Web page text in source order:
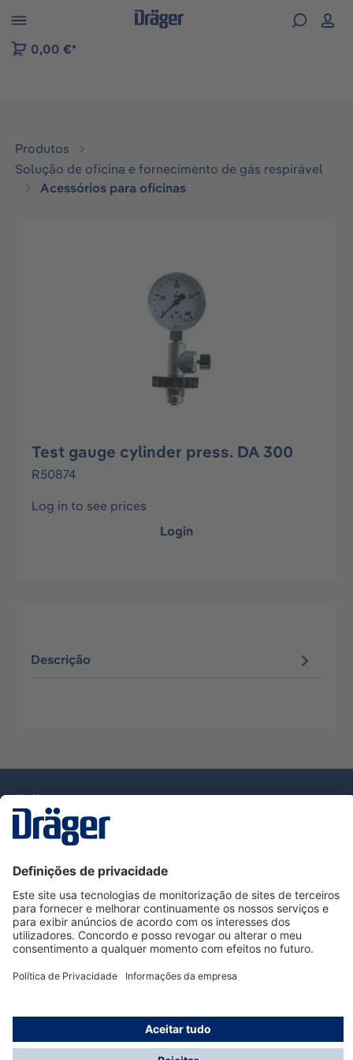
to B2B platform navigation
0,00 €*
Produtos
Solução de oficina e fornecimento de gás respirável
Acessórios para oficinas
Test gauge cylinder press. DA 300
R50874
Log in to see prices
Login
Descrição
Serviço de Apoio ao Cliente Dräger
Utilização da loja
Informações
© Dräger Portugal, Lda, 2024
* Todos os preços excl. IVA mais